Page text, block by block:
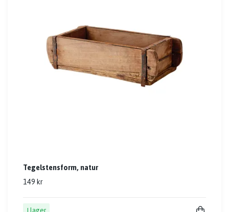
Tegelstensform, natur
149 kr
I lager